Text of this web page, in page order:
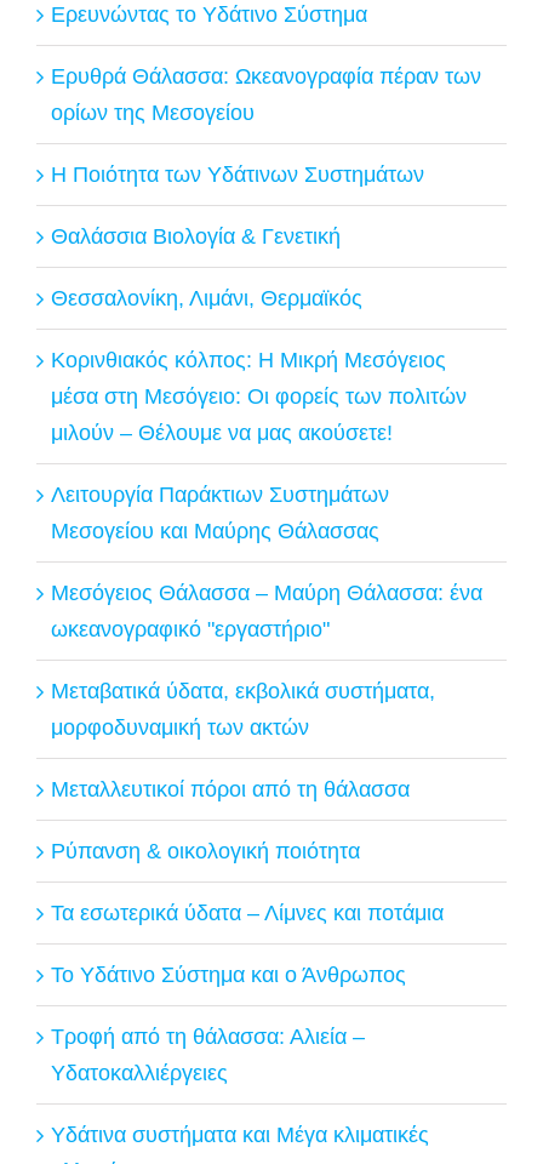
Ερευνώντας το Υδάτινο Σύστημα
Ερυθρά Θάλασσα: Ωκεανογραφία πέραν των
ορίων της Μεσογείου
Η Ποιότητα των Υδάτινων Συστημάτων
Θαλάσσια Βιολογία & Γενετική
Θεσσαλονίκη, Λιμάνι, Θερμαϊκός
Κορινθιακός κόλπος: Η Μικρή Μεσόγειος
μέσα στη Μεσόγειο: Οι φορείς των πολιτών
μιλούν – Θέλουμε να μας ακούσετε!
Λειτουργία Παράκτιων Συστημάτων
Μεσογείου και Μαύρης Θάλασσας
Μεσόγειος Θάλασσα – Μαύρη Θάλασσα: ένα
ωκεανογραφικό "εργαστήριο"
Μεταβατικά ύδατα, εκβολικά συστήματα,
μορφοδυναμική των ακτών
Μεταλλευτικοί πόροι από τη θάλασσα
Ρύπανση & οικολογική ποιότητα
Τα εσωτερικά ύδατα – Λίμνες και ποτάμια
Το Υδάτινο Σύστημα και ο Άνθρωπος
Τροφή από τη θάλασσα: Αλιεία –
Υδατοκαλλιέργειες
Υδάτινα συστήματα και Μέγα κλιματικές